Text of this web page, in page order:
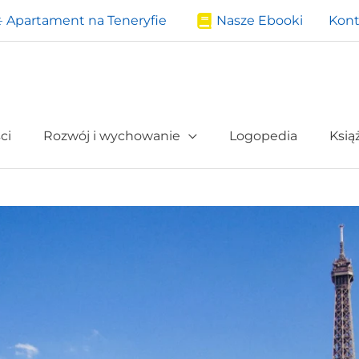
Apartament na Teneryfie Nasze Ebooki
Rozwój i wychowanie Logopedia